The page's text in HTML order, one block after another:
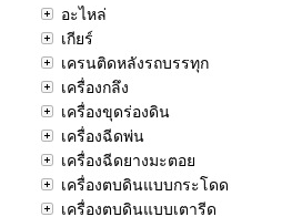
อะไหล่
เกียร์
เครนติดหลังรถบรรทุก
เครื่องกลึง
เครื่องขุดร่องดิน
เครื่องฉีดพ่น
เครื่องฉีดยางมะตอย
เครื่องตบดินแบบกระโดด
เครื่องตบดินแบบเตารีด